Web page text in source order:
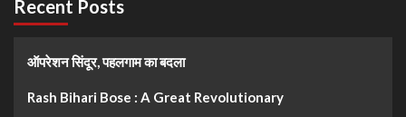
Recent Posts
ऑपरेशन सिंदूर, पहलगाम का बदला
Rash Bihari Bose : A Great Revolutionary